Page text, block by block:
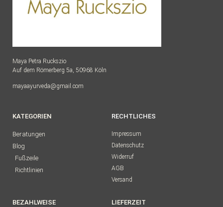
Maya Petra Ruckszio
Auf dem Römerberg 5a, 50968 Köln
mayaayurveda@gmail.com
KATEGORIEN
Beratungen
Blog
Fußzeile
Richtlinien
RECHTLICHES
Impressum
Datenschutz
Widerruf
AGB
Versand
BEZAHLWEISE LIEFERZEIT